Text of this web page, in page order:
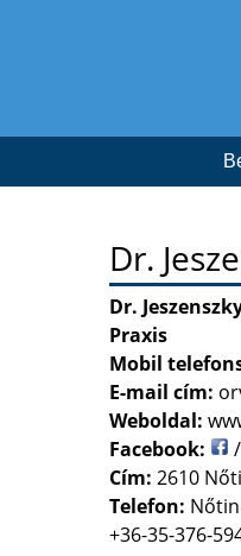
Dr.
Dr.
Praxis
Mobil
E-mail cím:
Weboldal:
Facebook:
Cím: 2610
Telefon:
+36-35-376-